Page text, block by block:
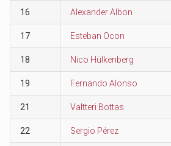
16 Alexander Albon
17 Esteban Ocon
18 Nico Hülkenberg
19 Fernando Alonso
21 Valtteri Bottas
22 Sergio Pérez